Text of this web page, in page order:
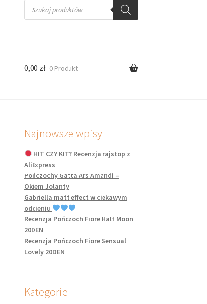
Wyszukiwarka
produktów
0,00 zł 0 Produkt
Najnowsze wpisy
HIT CZY KIT? Recenzja rajstop z
AliExpress
Pończochy Gatta Ars Amandi –
Okiem Jolanty
Gabriella matt effect w ciekawym
odcieniu
Recenzja Pończoch Fiore Half Moon
20DEN
Recenzja Pończoch Fiore Sensual
Lovely 20DEN
Kategorie